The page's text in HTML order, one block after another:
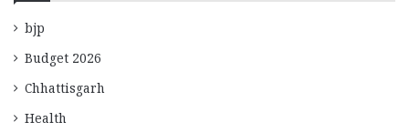
bjp
Budget 2026
Chhattisgarh
Health